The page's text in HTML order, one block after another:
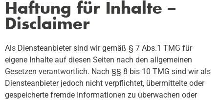
Haftung für Inhalte –
Disclaimer
Als Diensteanbieter sind wir gemäß § 7 Abs.1 TMG für
eigene Inhalte auf diesen Seiten nach den allgemeinen
Gesetzen verantwortlich. Nach §§ 8 bis 10 TMG sind wir als
Diensteanbieter jedoch nicht verpflichtet, übermittelte oder
gespeicherte fremde Informationen zu überwachen oder